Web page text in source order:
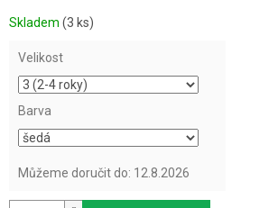
cena:
Skladem (3 ks)
Velikost
Barva
Můžeme doručit do: 12.8.2026